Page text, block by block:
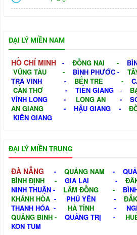
ĐẠI LÝ MIỀN NAM
HỒ CHÍ MINH - ĐỒNG NAI -
VŨNG TÀU - BÌNH PHƯỚC -
TRÀ VINH - BẾN TRE -
CẦN THƠ - TIỀN GIANG -
VĨNH LONG
- LONG AN -
AN GIANG
- HẬU GIANG -
KIÊN GIANG
ĐẠI LÝ MIỀN TRUNG
ĐÀ NẴNG - QUẢNG NAM -
BÌNH ĐỊNH
- GIA LAI -
NINH THUẬN - LÂM ĐỒNG -
KHÁNH HÒA - PHÚ YÊN -
THANH HÓA - HÀ TỈNH -
QUẢNG BÌNH - QUẢNG TRỊ -
KON TUM